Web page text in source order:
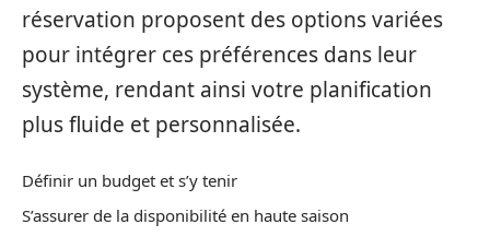
réservation proposent des options variées
pour intégrer ces préférences dans leur
système, rendant ainsi votre planification
plus fluide et personnalisée.
Définir un budget et s’y tenir
S’assurer de la disponibilité en haute saison